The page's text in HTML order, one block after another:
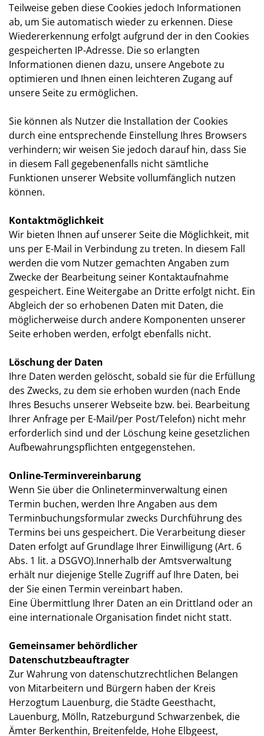
Teilweise geben diese Cookies jedoch Informationen
ab, um Sie automatisch wieder zu erkennen. Diese
Wiedererkennung erfolgt aufgrund der in den Cookies
gespeicherten IP-Adresse. Die so erlangten
Informationen dienen dazu, unsere Angebote zu
optimieren und Ihnen einen leichteren Zugang auf
unsere Seite zu ermöglichen.
Sie können als Nutzer die Installation der Cookies
durch eine entsprechende Einstellung Ihres Browsers
verhindern; wir weisen Sie jedoch darauf hin, dass Sie
in diesem Fall gegebenenfalls nicht sämtliche
Funktionen unserer Website vollumfänglich nutzen
können.
Kontaktmöglichkeit
Wir bieten Ihnen auf unserer Seite die Möglichkeit, mit
uns per E-Mail in Verbindung zu treten. In diesem Fall
werden die vom Nutzer gemachten Angaben zum
Zwecke der Bearbeitung seiner Kontaktaufnahme
gespeichert. Eine Weitergabe an Dritte erfolgt nicht. Ein
Abgleich der so erhobenen Daten mit Daten, die
möglicherweise durch andere Komponenten unserer
Seite erhoben werden, erfolgt ebenfalls nicht.
Löschung der Daten
Ihre Daten werden gelöscht, sobald sie für die Erfüllung
des Zwecks, zu dem sie erhoben wurden (nach Ende
Ihres Besuchs unserer Webseite bzw. bei. Bearbeitung
Ihrer Anfrage per E-Mail/per Post/Telefon) nicht mehr
erforderlich sind und der Löschung keine gesetzlichen
Aufbewahrungspflichten entgegenstehen.
Online-Terminvereinbarung
Wenn Sie über die Onlineterminverwaltung einen
Termin buchen, werden Ihre Angaben aus dem
Terminbuchungsformular zwecks Durchführung des
Termins bei uns gespeichert. Die Verarbeitung dieser
Daten erfolgt auf Grundlage Ihrer Einwilligung (Art. 6
Abs. 1 lit. a DSGVO).Innerhalb der Amtsverwaltung
erhält nur diejenige Stelle Zugriff auf Ihre Daten, bei
der Sie einen Termin vereinbart haben.
Eine Übermittlung Ihrer Daten an ein Drittland oder an
eine internationale Organisation findet nicht statt.
Gemeinsamer behördlicher
Datenschutzbeauftragter
Zur Wahrung von datenschutzrechtlichen Belangen
von Mitarbeitern und Bürgern haben der Kreis
Herzogtum Lauenburg, die Städte Geesthacht,
Lauenburg, Mölln, Ratzeburgund Schwarzenbek, die
Ämter Berkenthin, Breitenfelde, Hohe Elbgeest,